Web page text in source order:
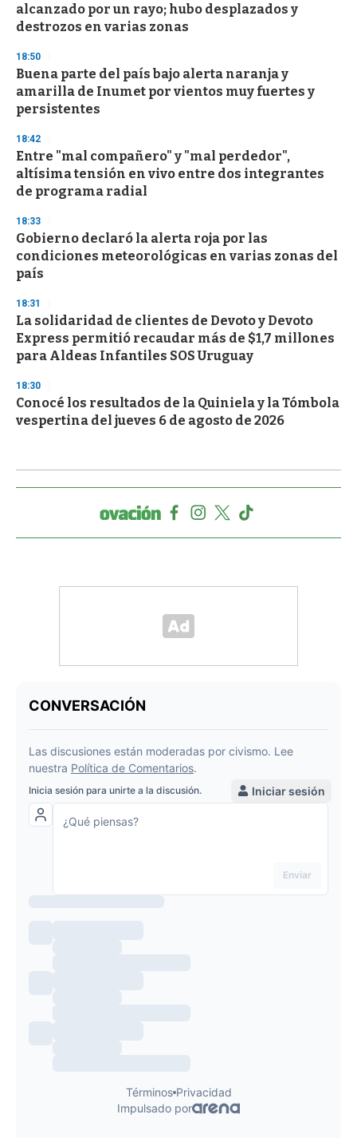
alcanzado por un rayo; hubo desplazados y
destrozos en varias zonas
18:50
Buena parte del país bajo alerta naranja y
amarilla de Inumet por vientos muy fuertes y
persistentes
18:42
Entre "mal compañero" y "mal perdedor",
altísima tensión en vivo entre dos integrantes
de programa radial
18:33
Gobierno declaró la alerta roja por las
condiciones meteorológicas en varias zonas del
país
18:31
La solidaridad de clientes de Devoto y Devoto
Express permitió recaudar más de $1,7 millones
para Aldeas Infantiles SOS Uruguay
18:30
Conocé los resultados de la Quiniela y la Tómbola
vespertina del jueves 6 de agosto de 2026